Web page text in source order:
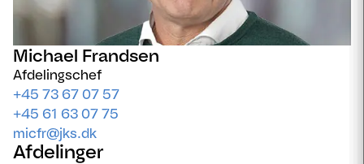
Michael Frandsen
Afdelingschef
+45 73 67 07 57
+45 61 63 07 75
micfr@jks.dk
Afdelinger